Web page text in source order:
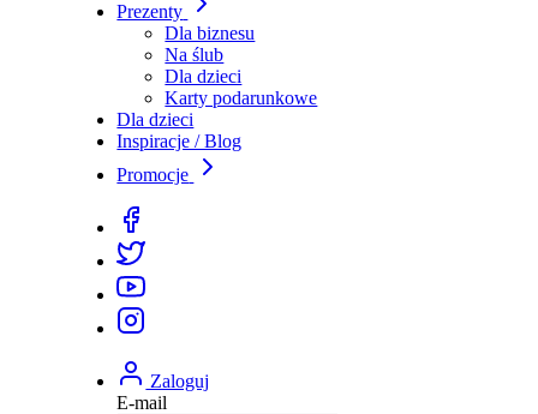
Prezenty
Dla biznesu
Na ślub
Dla dzieci
Karty podarunkowe
Dla dzieci
Inspiracje / Blog
Promocje
Zaloguj
E-mail